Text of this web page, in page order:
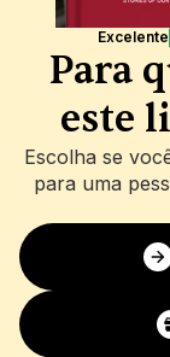
Excelente
Para
este
Escolha se
para uma